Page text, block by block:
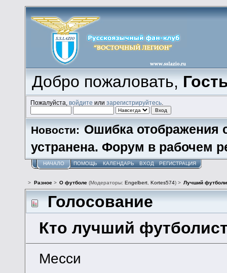
Добро пожаловать,
Пожалуйста,войдите илизарегистрируйтесь
Новости: Ошибка отображения
устранена. Форум в рабочем
НАЧАЛО ПОМОЩЬ КАЛЕНДАРЬ ВХОД РЕГИСТРАЦИЯ
> Разное> О футболе(Модераторы: Engelbert, Kortes574) > Лучший
Голосование
Кто лучший
Месси